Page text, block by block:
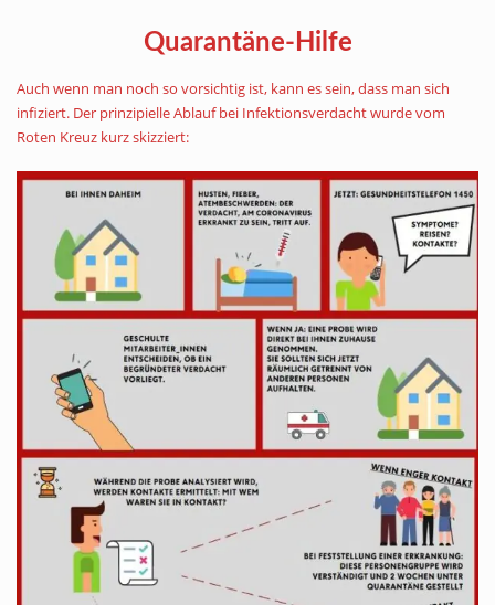
Quarantäne-Hilfe
Auch wenn man noch so vorsichtig ist, kann es sein, dass man sich
infiziert. Der prinzipielle Ablauf bei Infektionsverdacht wurde vom
Roten Kreuz kurz skizziert: